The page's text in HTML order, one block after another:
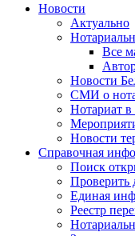
Новости
Актуально
Все
Новости
СМИ о
Нотариат
Новости
Справочная
Поиск
Проверить
Единая
Реестр